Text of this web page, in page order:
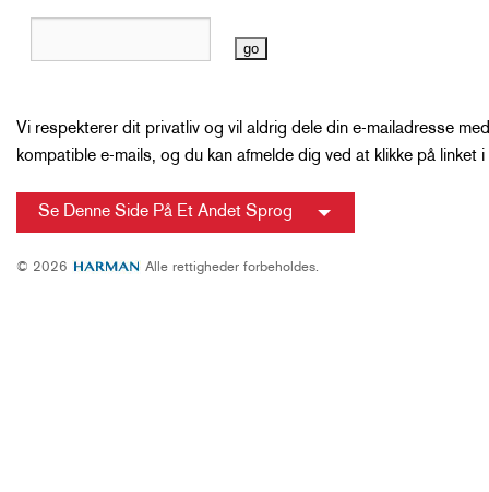
Vi respekterer dit privatliv og vil aldrig dele din e-mailadresse
kompatible e-mails, og du kan afmelde dig ved at klikke på linket
Se Denne Side På Et Andet Sprog
© 2026 Alle rettigheder forbeholdes.